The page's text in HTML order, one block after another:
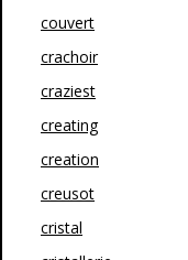
couvert
crachoir
craziest
creating
creation
creusot
cristal